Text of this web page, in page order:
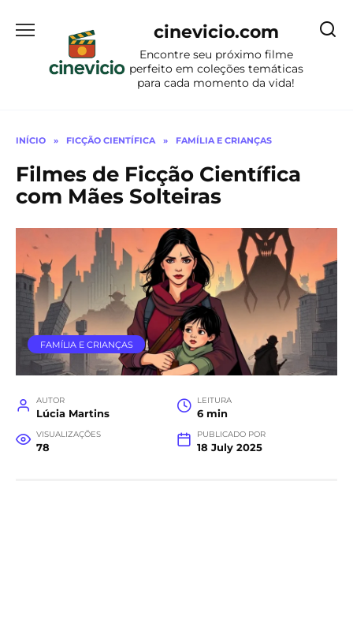
para
conteúdo
cinevicio.com
Encontre seu próximo filme
perfeito em coleções temáticas
para cada momento da vida!
INÍCIO » FICÇÃO CIENTÍFICA » FAMÍLIA E CRIANÇAS
Filmes de Ficção Científica
com Mães Solteiras
FAMÍLIA E CRIANÇAS
AUTOR
Lúcia Martins
LEITURA
6 min
VISUALIZAÇÕES
78
PUBLICADO POR
18 July 2025